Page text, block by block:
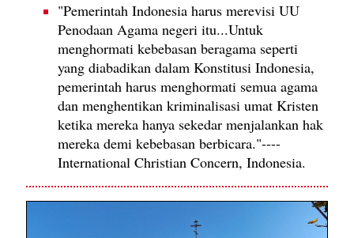
"Pemerintah Indonesia harus merevisi UU
Penodaan Agama negeri itu...Untuk
menghormati kebebasan beragama seperti
yang diabadikan dalam Konstitusi Indonesia,
pemerintah harus menghormati semua agama
dan menghentikan kriminalisasi umat Kristen
ketika mereka hanya sekedar menjalankan hak
mereka demi kebebasan berbicara."----
International Christian Concern, Indonesia.